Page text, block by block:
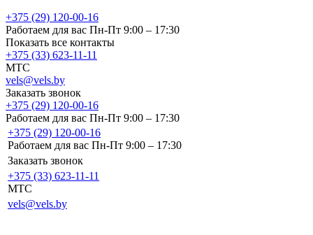
+375 (29) 120-00-16
Работаем для вас Пн-Пт 9:00 – 17:30
Показать все контакты
+375 (33) 623-11-11
MTC
vels@vels.by
Заказать звонок
+375 (29) 120-00-16
Работаем для вас Пн-Пт 9:00 – 17:30
+375 (29) 120-00-16
Работаем для вас Пн-Пт 9:00 – 17:30
Заказать звонок
+375 (33) 623-11-11
MTC
vels@vels.by